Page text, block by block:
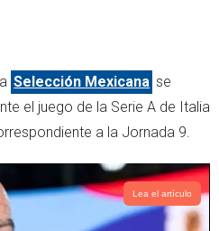
Selección Mexicana se
el juego de la Serie A de Italia
a la Jornada 9.
Lea el artículo